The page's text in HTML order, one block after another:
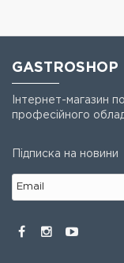
GASTROSHOP
Інтернет-магазин
професійного
Підписка на новини